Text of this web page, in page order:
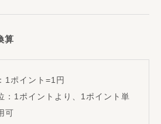
算
1ポイント=1円
：1ポイントより、1ポイント単
可